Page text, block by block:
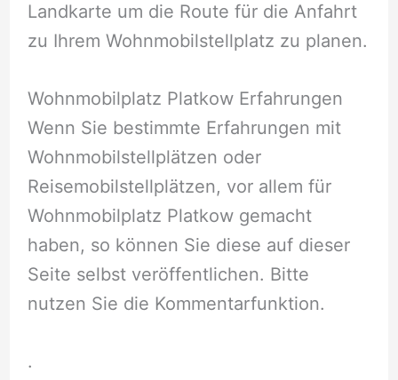
Landkarte um die Route für die Anfahrt
zu Ihrem Wohnmobilstellplatz zu planen.
Wohnmobilplatz Platkow Erfahrungen
Wenn Sie bestimmte Erfahrungen mit
Wohnmobilstellplätzen oder
Reisemobilstellplätzen, vor allem für
Wohnmobilplatz Platkow gemacht
haben, so können Sie diese auf dieser
Seite selbst veröffentlichen. Bitte
nutzen Sie die Kommentarfunktion.
.